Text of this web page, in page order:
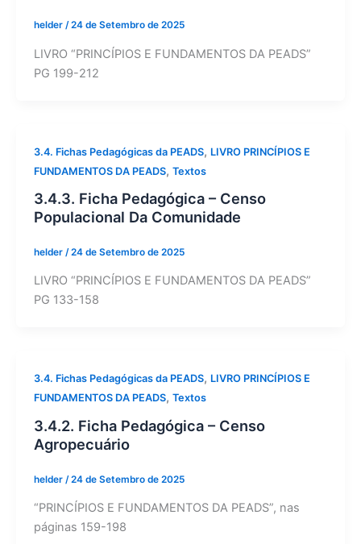
helder /24 de Setembro de 2025
LIVRO “PRINCÍPIOS E FUNDAMENTOS DA PEADS”
PG 199-212
3.4. Fichas Pedagógicas da PEADS, LIVRO PRINCÍPIOS E
FUNDAMENTOS DA PEADS, Textos
3.4.3. Ficha Pedagógica – Censo
Populacional Da Comunidade
helder /24 de Setembro de 2025
LIVRO “PRINCÍPIOS E FUNDAMENTOS DA PEADS”
PG 133-158
3.4. Fichas Pedagógicas da PEADS, LIVRO PRINCÍPIOS E
FUNDAMENTOS DA PEADS, Textos
3.4.2. Ficha Pedagógica – Censo
Agropecuário
helder /24 de Setembro de 2025
“PRINCÍPIOS E FUNDAMENTOS DA PEADS”, nas
páginas 159-198